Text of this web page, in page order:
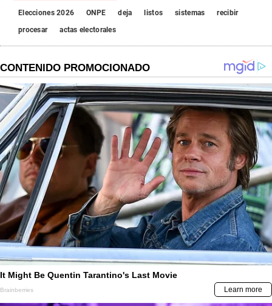
Elecciones 2026 ONPE deja listos sistemas
recibir
procesar
actas electorales